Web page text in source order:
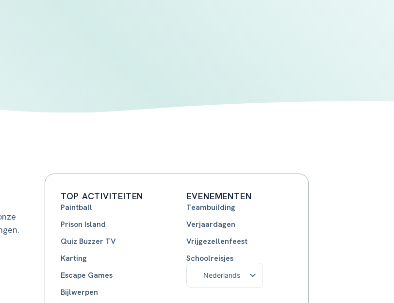
TOP ACTIVITEITEN
Paintball
Prison Island
Quiz Buzzer TV
Karting
Escape Games
Bijlwerpen
EVENEMENTEN
Teambuilding
Verjaardagen
Vrijgezellenfeest
Schoolreisjes
Nederlands
Français